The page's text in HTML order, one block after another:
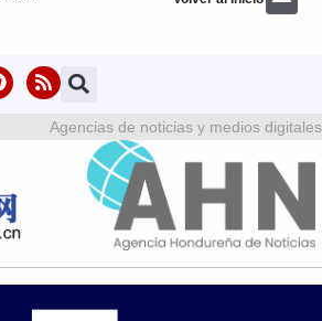
Agencias de noticias y medios digitales